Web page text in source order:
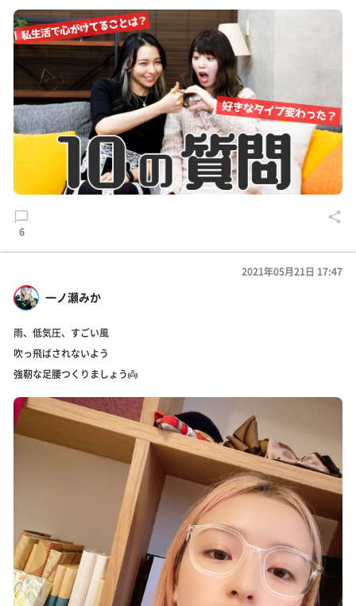
6
一ノ瀬みか
2021年05月21日 17:47
雨、低気圧、すごい風
吹っ飛ばされないよう
強靭な足腰つくりましょう👼